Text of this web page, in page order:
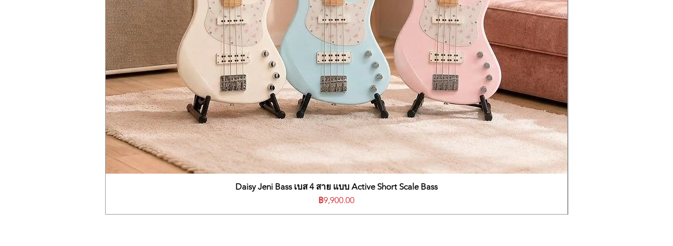
Daisy Jeni Bass เบส 4 สาย แบบ Active Short Scale Bass
ราคา
฿9,900.00